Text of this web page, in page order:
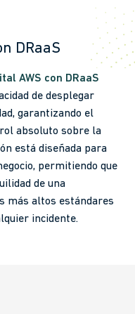
DRaaS
AWS con DRaaS
de desplegar
garantizando el
absoluto sobre la
está diseñada para
permitiendo que
de una
más altos estándares
incidente.